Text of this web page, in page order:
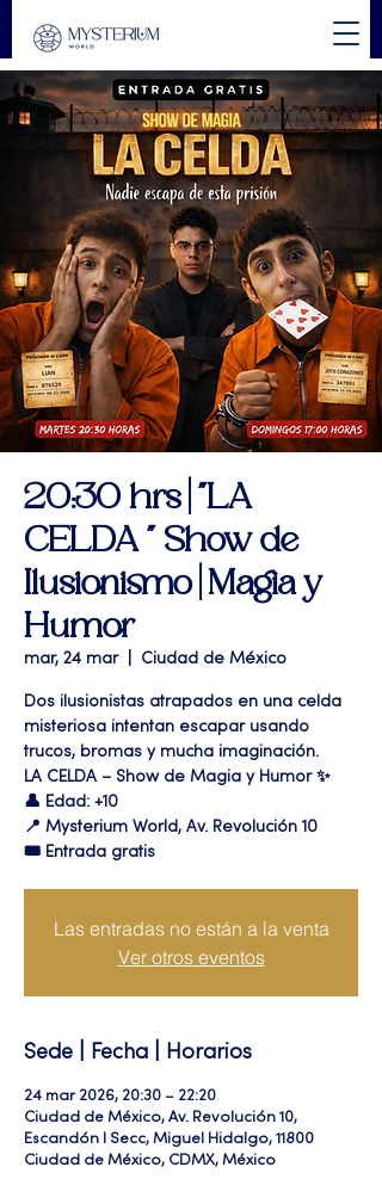
20:30 hrs | "LA
CELDA " Show de
Ilusionismo | Magia y
Humor
mar, 24 mar
  |
Ciudad de México
Dos ilusionistas atrapados en una celda
misteriosa intentan escapar usando
trucos, bromas y mucha imaginación.
LA CELDA – Show de Magia y Humor ✨
👤 Edad: +10
📍 Mysterium World, Av. Revolución 10
🎟️ Entrada gratis
Las entradas no están a la venta
Ver otros eventos
Sede | Fecha | Horarios
24 mar 2026, 20:30 – 22:20
Ciudad de México, Av. Revolución 10,
Escandón I Secc, Miguel Hidalgo, 11800
Ciudad de México, CDMX, México